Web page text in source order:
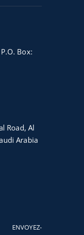
Box:
Road, Al
Arabia
ENVOYEZ-